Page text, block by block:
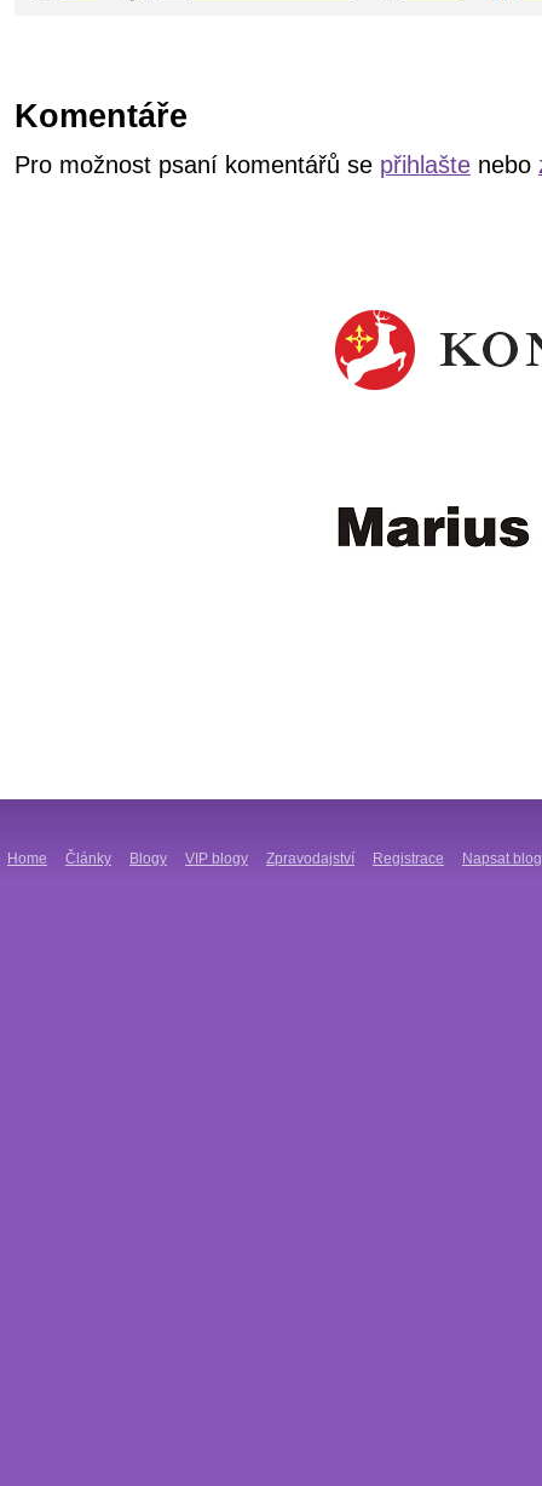
Komentáře
Pro možnost psaní komentářů se přihlašte nebo
Home Články Blogy VIP blogy Zpravodajství Registrace Napsat blog